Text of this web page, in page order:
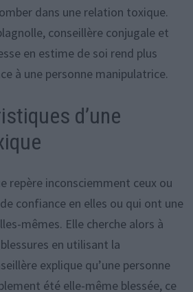
dans une relation toxique.
conseillère conjugale et
en estime de soi rend plus
à une personne manipulatrice.
d’une
repère inconsciemment ceux ou
confiance en elles ou qui ont une
mêmes. Elle cherche alors à
en utilisant la
explique qu’une personne
été elle-même blessée, ce